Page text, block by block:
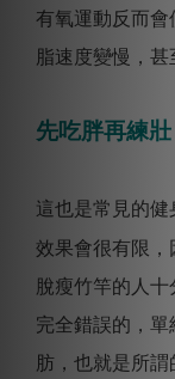
有氧運動反而
脂速度變慢，甚
先吃胖再練壯
這也是常見的健
效果會很有限
脫瘦竹竿的人
完全錯誤的，
肪，也就是所